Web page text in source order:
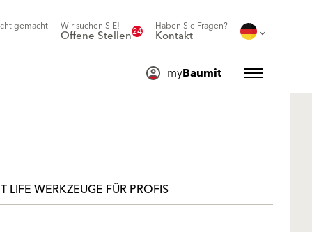
gemacht Wir suchen SIE!
Offene Stellen24 Haben Sie Fragen?
Kontakt
myBaumit
LIFE WERKZEUGE FÜR PROFIS